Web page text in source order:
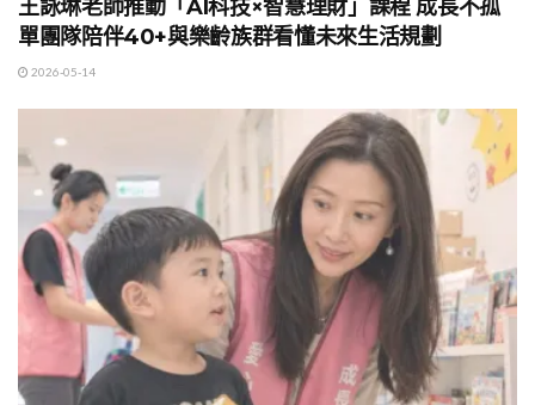
王詠琳老師推動「AI科技×智慧理財」課程 成長不孤
單團隊陪伴40+與樂齡族群看懂未來生活規劃
2026-05-14